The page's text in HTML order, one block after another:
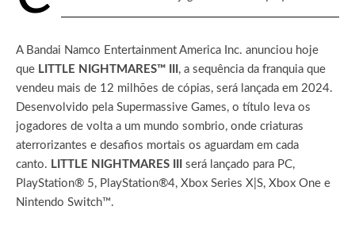
A Bandai Namco Entertainment America Inc. anunciou hoje
que LITTLE NIGHTMARES™ III , a sequência da franquia que
vendeu mais de 12 milhões de cópias, será lançada em 2024.
Desenvolvido pela Supermassive Games, o título leva os
jogadores de volta a um mundo sombrio, onde criaturas
aterrorizantes e desafios mortais os aguardam em cada
canto. LITTLE NIGHTMARES III
será lançado para PC,
PlayStation® 5, PlayStation®4, Xbox Series X|S, Xbox One e
Nintendo Switch™.